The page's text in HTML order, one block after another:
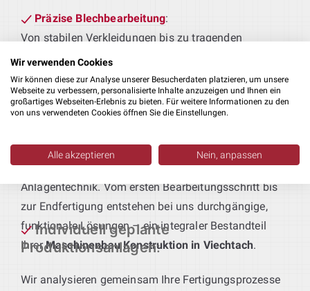
Präzise Blechbearbeitung:
Von stabilen Verkleidungen bis zu tragenden
Rahmen – wir konstruieren Blechbauteile, die
passgenau an Ihre Fertigungsabläufe und
Qualitätsstandards angepasst sind.
Produktionsanlagen:
Sie geben das Produkt vor – wir liefern die passende
Anlagentechnik. Vom ersten Bearbeitungsschritt bis
zur Endfertigung entstehen bei uns durchgängige,
funktionale Lösungen – ein integraler Bestandteil
IhrerMaschinenbau Konstruktion in Viechtach.
Individuell geplante
Produktionsanlagen:
Wir analysieren gemeinsam Ihre Fertigungsprozesse
Wir verwenden Cookies
Wir können diese zur Analyse unserer Besucherdaten platzieren, um unsere
Webseite zu verbessern, personalisierte Inhalte anzuzeigen und Ihnen ein
großartiges Webseiten-Erlebnis zu bieten. Für weitere Informationen zu den
von uns verwendeten Cookies öffnen Sie die Einstellungen.
Alle akzeptieren Nein, anpassen